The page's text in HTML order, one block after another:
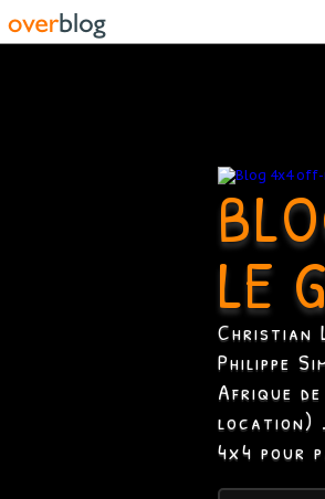
LE
Christian
Philippe
Afrique
location)
4x4 pour